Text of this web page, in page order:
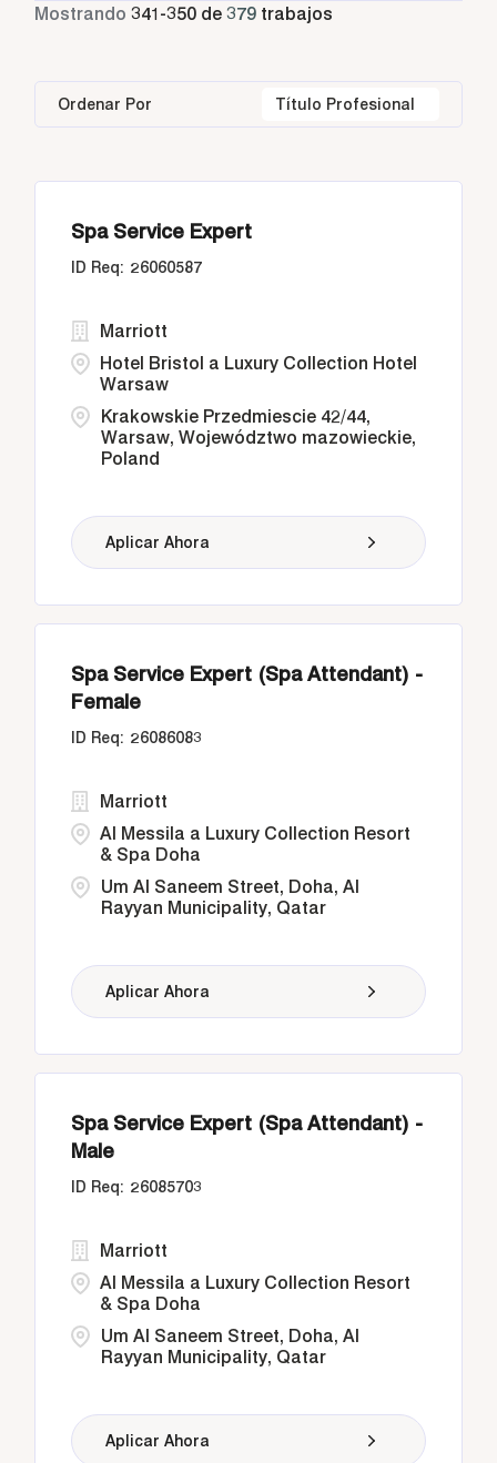
Human Resources 7
Indonesia 55
Barbados 2
Buenos Aires 2
California 21
Athens
Bangkok 25
Buenos Aires 2
Diriyah, Riyadh 2
Doha
Tiempo parcial
Mostrando 341 -350 de 379 trabajos
Ordenar Por Título Profesional
Spa Service Expert
26060587
Krakowskie Przedmiescie 42/44,
Warsaw, Województwo mazowieckie,
Poland
Marriott
Hotel Bristol a Luxury Collection Hotel
Warsaw
Aplicar Ahora
Spa Service Expert (Spa Attendant) -
Female
26086083
Um Al Saneem Street, Doha, Al
Rayyan Municipality, Qatar
Marriott
Al Messila a Luxury Collection Resort
& Spa Doha
Aplicar Ahora
Spa Service Expert (Spa Attendant) -
Male
26085703
Um Al Saneem Street, Doha, Al
Rayyan Municipality, Qatar
Marriott
Al Messila a Luxury Collection Resort
& Spa Doha
Aplicar Ahora